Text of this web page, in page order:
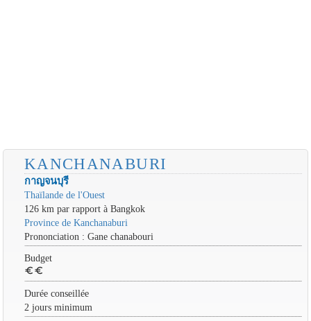
KANCHANABURI
กาญจนบุรี
Thaïlande de l'Ouest
126 km par rapport à Bangkok
Province de Kanchanaburi
Prononciation : Gane chanabouri
Budget
euro euro
Durée conseillée
2 jours minimum